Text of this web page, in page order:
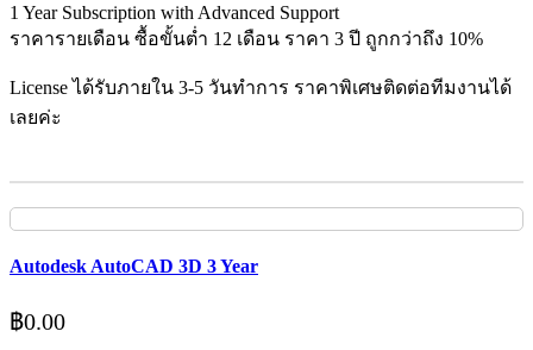
1 Year Subscription with Advanced Support
ราคารายเดือน ซื้อขั้นต่ำ 12 เดือน ราคา 3 ปี ถูกกว่าถึง 10%
License ได้รับภายใน 3-5 วันทำการ ราคาพิเศษติดต่อทีมงานได้
เลยค่ะ
Autodesk AutoCAD 3D 3 Year
฿0.00